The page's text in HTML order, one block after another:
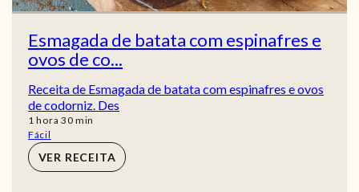
Esmagada de batata com espinafres e
ovos de co...
Receita de Esmagada de batata com espinafres e ovos
de codorniz. Des
1 hora
hora 30min
min
Fácil
VER RECEITA